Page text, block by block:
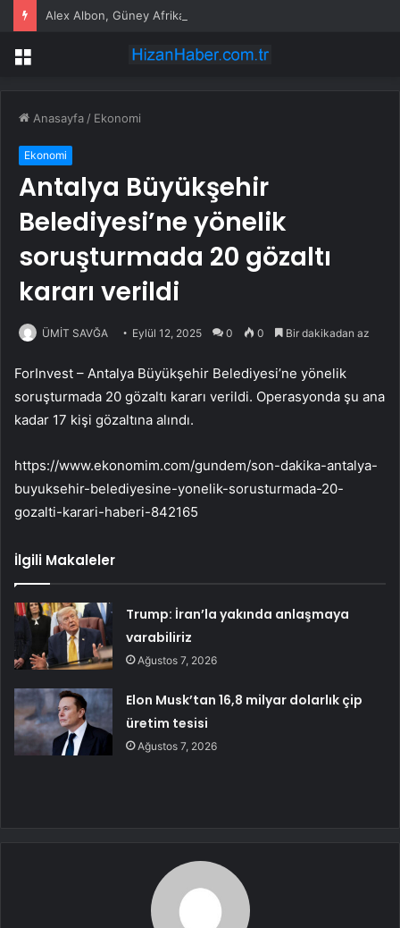
Alex Albon, Güney Afrika’ya Gidiyor
Menü
Anasayfa / Ekonomi
Ekonomi
Antalya Büyükşehir
Belediyesi’ne yönelik
soruşturmada 20 gözaltı
kararı verildi
ÜMİT SAVĞA Eylül 12, 2025 0 0 Bir dakikadan az
ForInvest – Antalya Büyükşehir Belediyesi’ne yönelik
soruşturmada 20 gözaltı kararı verildi. Operasyonda şu ana
kadar 17 kişi gözaltına alındı.
https://www.ekonomim.com/gundem/son-dakika-antalya-
buyuksehir-belediyesine-yonelik-sorusturmada-20-
gozalti-karari-haberi-842165
İlgili Makaleler
Trump: İran’la yakında anlaşmaya
varabiliriz
Ağustos 7, 2026
Elon Musk’tan 16,8 milyar dolarlık çip
üretim tesisi
Ağustos 7, 2026